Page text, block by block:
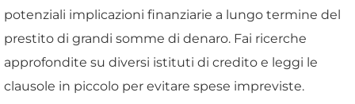
potenziali implicazioni finanziarie a lungo termine del
prestito di grandi somme di denaro. Fai ricerche
approfondite su diversi istituti di credito e leggi le
clausole in piccolo per evitare spese impreviste.